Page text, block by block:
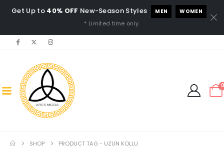
Get Up to 40% OFF New-Season Styles MEN WOMEN
* Limited time only.
SHOP PRODUCT TAG - UZUN KOLLU